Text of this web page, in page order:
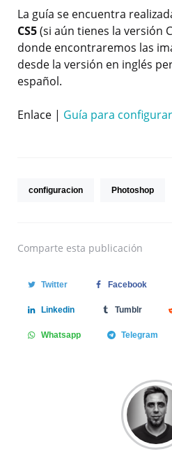
La guía se encuentra
CS5(si aún tienes la versión
donde encontraremos las
desde la versión en inglés
español.
Enlace | Guía para
configuracion Photoshop
Comparte esta publicación
Twitter Facebook
Linkedin Tumblr
Whatsapp Telegram